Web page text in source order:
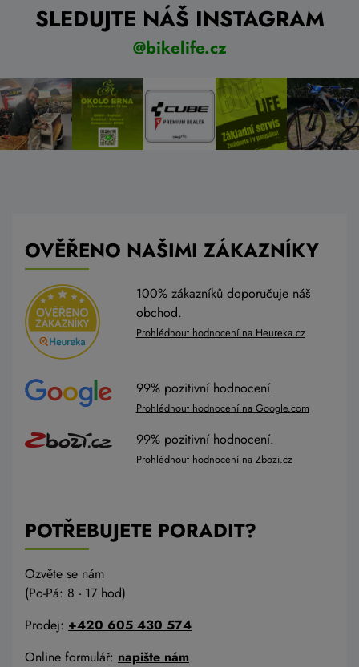
SLEDUJTE NÁŠ INSTAGRAM
@bikelife.cz
OVĚŘENO NAŠIMI ZÁKAZNÍKY
100% zákazníků doporučuje náš
obchod.
Prohlédnout hodnocení na Heureka.cz
99% pozitivní hodnocení.
Prohlédnout hodnocení na Google.com
99% pozitivní hodnocení.
Prohlédnout hodnocení na Zbozi.cz
POTŘEBUJETE PORADIT?
Ozvěte se nám
(Po-Pá: 8 - 17 hod)
Prodej: +420 605 430 574
Online formulář: napište nám